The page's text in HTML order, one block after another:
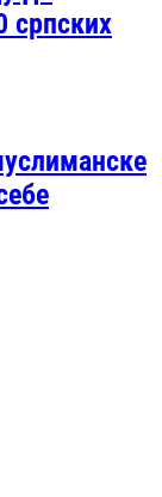
српских